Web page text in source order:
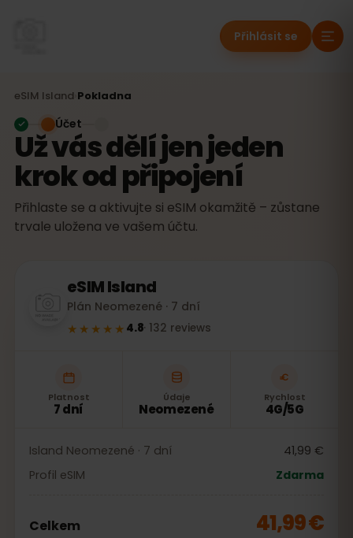
Přihlásit se
eSIM Island Pokladna
Už vás dělí jen jeden
krok od připojení
Přihlaste se a aktivujte si eSIM okamžitě – zůstane
trvale uložena ve vašem účtu.
Účet
eSIMIsland
Plán Neomezené · 7 dní
★★★★★ 4.8· 132 reviews
Platnost
7 dní
Údaje
Neomezené
Rychlost
4G/5G
Island Neomezené · 7 dní
41,99 €
Profil eSIM
Zdarma
Celkem 41,99 €